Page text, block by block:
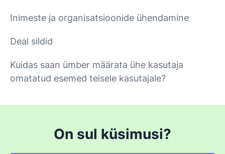
Inimeste ja organisatsioonide ühendamine
Deal sildid
Kuidas saan ümber määrata ühe kasutaja
omatatud esemed teisele kasutajale?
On sul küsimusi?